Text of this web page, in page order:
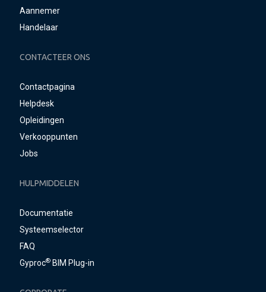
Aannemer
Handelaar
CONTACTEER ONS
Contactpagina
Helpdesk
Opleidingen
Verkooppunten
Jobs
HULPMIDDELEN
Documentatie
Systeemselector
FAQ
Gyproc® BIM Plug-in